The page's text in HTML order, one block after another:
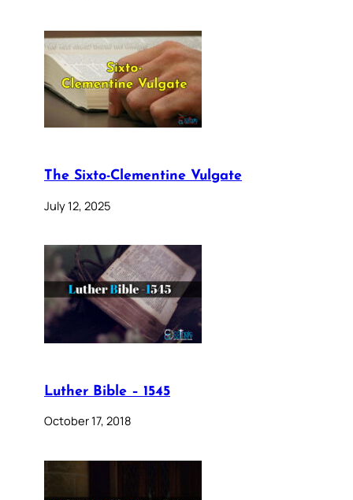
The Sixto-Clementine Vulgate
July 12, 2025
Luther Bible – 1545
October 17, 2018